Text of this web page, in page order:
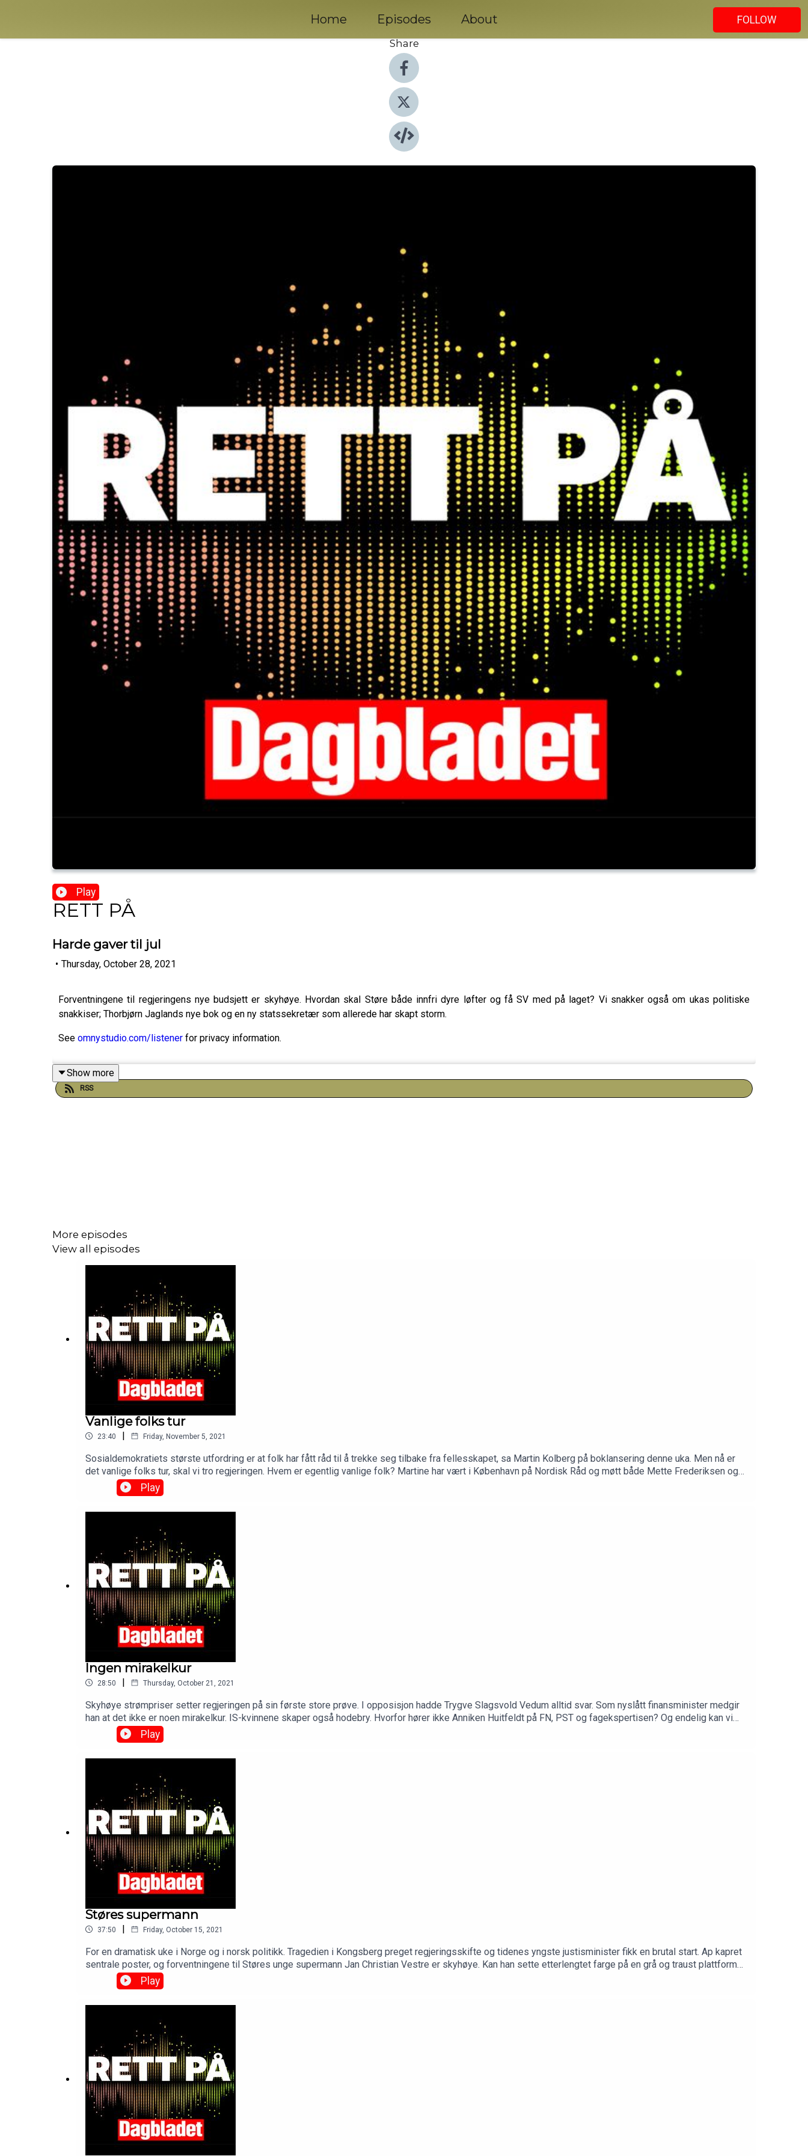
Home Episodes About
FOLLOW
Share
Play
RETT PÅ
Harde gaver til jul
• Thursday, October 28, 2021
Forventningene til regjeringens nye budsjett er skyhøye. Hvordan skal Støre både innfri dyre løfter og få SV med på laget? Vi snakker også om ukas politiske
snakkiser; Thorbjørn Jaglands nye bok og en ny statssekretær som allerede har skapt storm.
See omnystudio.com/listener for privacy information.
Show more
RSS
More episodes
View all episodes
Vanlige folks tur
23:40 | Friday, November 5, 2021
Sosialdemokratiets største utfordring er at folk har fått råd til å trekke seg tilbake fra fellesskapet, sa Martin Kolberg på boklansering denne uka. Men nå er
det vanlige folks tur, skal vi tro regjeringen. Hvem er egentlig vanlige folk? Martine har vært i København på Nordisk Råd og møtt både Mette Frederiksen og
Jens Stoltenberg. Stemningen var amper.See omnystudio.com/listener for privacy information.
Play
Ingen mirakelkur
28:50 | Thursday, October 21, 2021
Skyhøye strømpriser setter regjeringen på sin første store prøve. I opposisjon hadde Trygve Slagsvold Vedum alltid svar. Som nyslått finansminister medgir
han at det ikke er noen mirakelkur. IS-kvinnene skaper også hodebry. Hvorfor hører ikke Anniken Huitfeldt på FN, PST og fagekspertisen? Og endelig kan vi
juble over det nye Munch-museet.See omnystudio.com/listener for privacy information.
Play
Støres supermann
37:50 | Friday, October 15, 2021
For en dramatisk uke i Norge og i norsk politikk. Tragedien i Kongsberg preget regjeringsskifte og tidenes yngste justisminister fikk en brutal start. Ap kapret
sentrale poster, og forventningene til Støres unge supermann Jan Christian Vestre er skyhøye. Kan han sette etterlengtet farge på en grå og traust plattform?
See omnystudio.com/listener for privacy information.
Play